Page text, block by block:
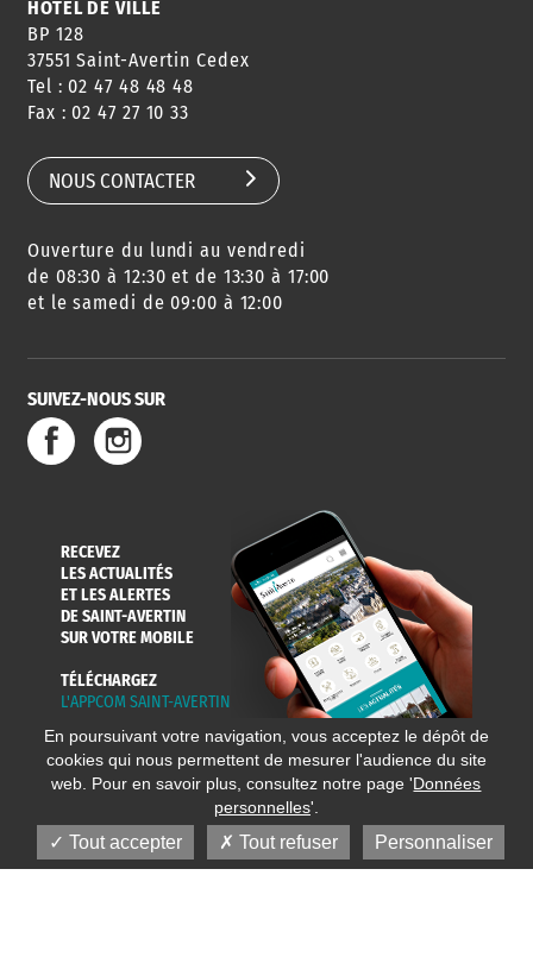
HÔTEL DE VILLE
BP 128
37551 Saint-Avertin Cedex
Tel : 02 47 48 48 48
Fax : 02 47 27 10 33
NOUS CONTACTER
Ouverture du lundi au vendredi
de 08:30 à 12:30 et de 13:30 à 17:00
et le samedi de 09:00 à 12:00
SUIVEZ-NOUS SUR
RECEVEZ
LES ACTUALITÉS
ET LES ALERTES
DE SAINT-AVERTIN
SUR VOTRE MOBILE
TÉLÉCHARGEZ
L'APPCOM SAINT-AVERTIN
En poursuivant votre navigation, vous acceptez le dépôt de
cookies qui nous permettent de mesurer l'audience du site
web. Pour en savoir plus, consultez notre page 'Données
personnelles'.
Tout accepter Tout refuser Personnaliser